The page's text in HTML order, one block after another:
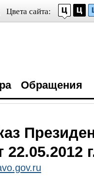
Цвета сайта:
Обращения
22.05.2012